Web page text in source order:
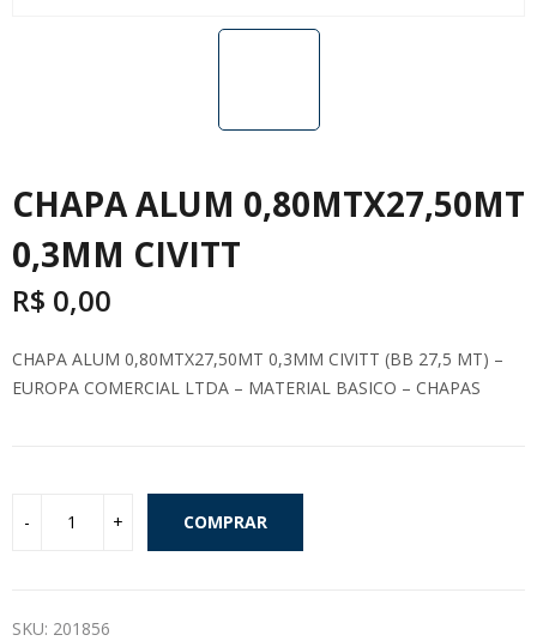
CHAPA ALUM 0,80MTX27,50MT
0,3MM CIVITT
R$ 0,00
CHAPA ALUM 0,80MTX27,50MT 0,3MM CIVITT (BB 27,5 MT) –
EUROPA COMERCIAL LTDA – MATERIAL BASICO – CHAPAS
COMPRAR
SKU: 201856